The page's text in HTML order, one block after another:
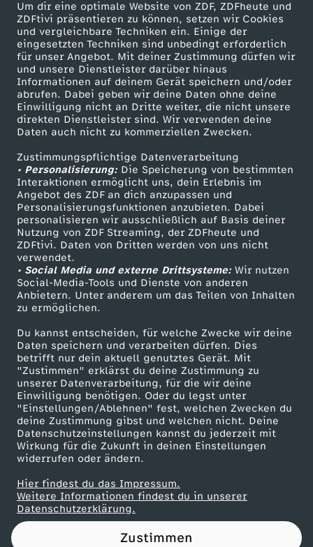
Um dir eine optimale Website von ZDF, ZDFheute und
ZDFtivi präsentieren zu können, setzen wir Cookies
und vergleichbare Techniken ein. Einige der
eingesetzten Techniken sind unbedingt erforderlich
für unser Angebot. Mit deiner Zustimmung dürfen wir
und unsere Dienstleister darüber hinaus
Informationen auf deinem Gerät speichern und/oder
abrufen. Dabei geben wir deine Daten ohne deine
Einwilligung nicht an Dritte weiter, die nicht unsere
direkten Dienstleister sind. Wir verwenden deine
Daten auch nicht zu kommerziellen Zwecken.
Zustimmungspflichtige Datenverarbeitung
• Personalisierung:Die Speicherung von bestimmten
Interaktionen ermöglicht uns, dein Erlebnis im
Angebot des ZDF an dich anzupassen und
Personalisierungsfunktionen anzubieten. Dabei
personalisieren wir ausschließlich auf Basis deiner
Nutzung von ZDF Streaming, der ZDFheute und
ZDFtivi. Daten von Dritten werden von uns nicht
verwendet.
• Social Media und externe Drittsysteme:Wir nutzen
Social-Media-Tools und Dienste von anderen
Anbietern. Unter anderem um das Teilen von Inhalten
zu ermöglichen.
Du kannst entscheiden, für welche Zwecke wir deine
Daten speichern und verarbeiten dürfen. Dies
betrifft nur dein aktuell genutztes Gerät. Mit
"Zustimmen" erklärst du deine Zustimmung zu
unserer Datenverarbeitung, für die wir deine
Einwilligung benötigen. Oder du legst unter
"Einstellungen/Ablehnen" fest, welchen Zwecken du
deine Zustimmung gibst und welchen nicht. Deine
Datenschutzeinstellungen kannst du jederzeit mit
Wirkung für die Zukunft in deinen Einstellungen
widerrufen oder ändern.
Hier findest du das Impressum.
Weitere Informationen findest du in unserer
Datenschutzerklärung.
Zustimmen
e
-
"
A
n
g
s
t
h
a
t
u
n
s
g
e
Mehr ZDF
ZDF-Apps
Smart TV
ZDFtext
Livestreams
Sendungen A-Z
TV-Programm
Service
ZDFmitreden
Kontakt zum ZDF
Tickets
Zuschauerservice
Hilfe
ZDF Unternehmen
Karriere
ZDF goes Schule
Werbefernsehen
Mainzelmännchen
Partner